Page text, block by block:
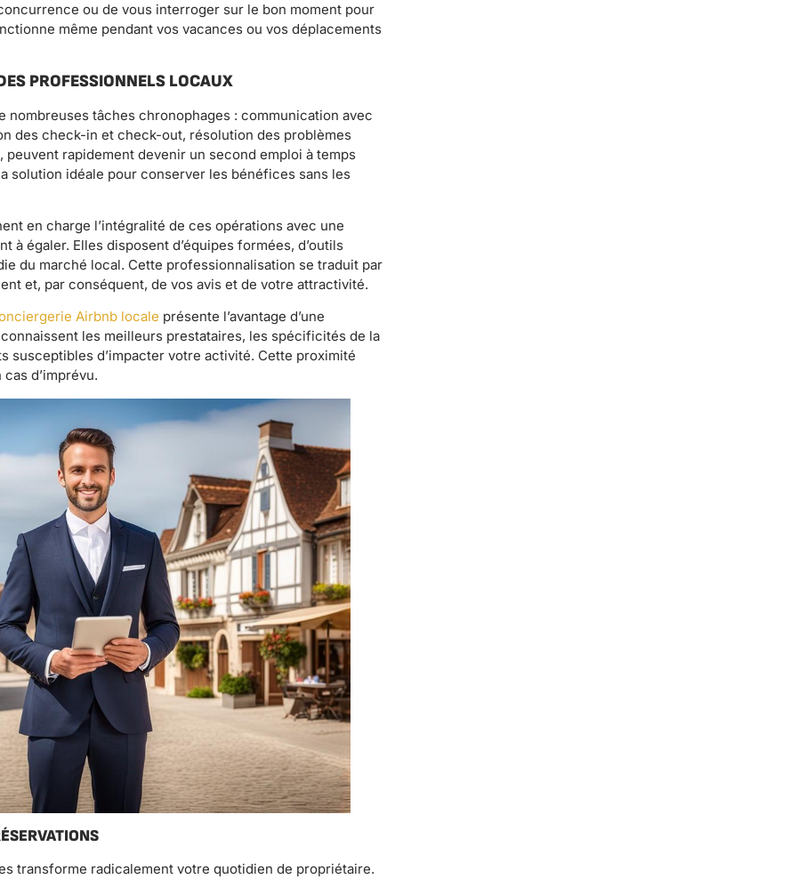
ou de vous interroger sur le bon moment pour
même pendant vos vacances ou vos déplacements
PROFESSIONNELS LOCAUX
nombreuses tâches chronophages : communication avec
des check-in et check-out, résolution des problèmes
rapidement devenir un second emploi à temps
solution idéale pour conserver les bénéfices sans les
en charge l’intégralité de ces opérations avec une
égaler. Elles disposent d’équipes formées, d’outils
du marché local. Cette professionnalisation se traduit par
et, par conséquent, de vos avis et de votre attractivité.
Airbnb locale présente l’avantage d’une
les meilleurs prestataires, les spécificités de la
susceptibles d’impacter votre activité. Cette proximité
d’imprévu.
transforme radicalement votre quotidien de propriétaire.